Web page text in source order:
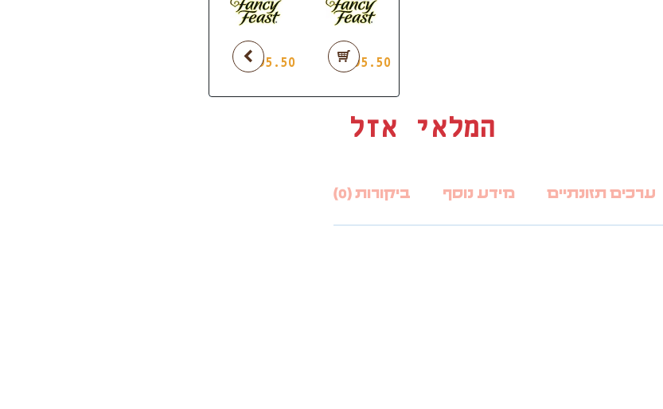
₪5.50
₪5.50
המלאי אזל
ערכים תזונתיים מידע נוסף ביקורות (0)